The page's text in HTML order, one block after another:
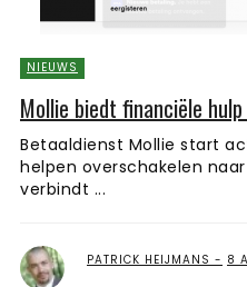
NIEUWS
Mollie biedt financiële
Betaaldienst Mollie start
helpen overschakelen
verbindt ...
PATRICK HEIJMANS 8